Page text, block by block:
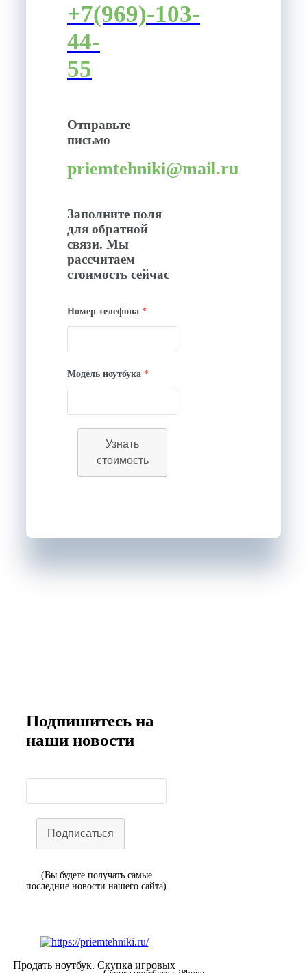
+7(969)-103-
44-
55
Отправьте
письмо
priemtehniki@mail.ru
Заполните поля
для обратной
связи. Мы
рассчитаем
стоимость сейчас
Номер телефона *
Модель ноутбука *
Узнать
стоимость
Подпишитесь на
наши новости
Подписаться
(Вы будете получать самые
последние новости нашего сайта)
Продать ноутбук. Скупка игровых